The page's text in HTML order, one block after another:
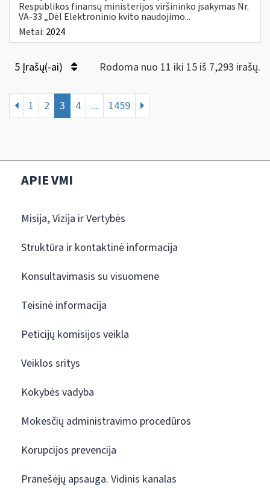
Respublikos finansų ministerijos viršininko įsakymas Nr.
VA-33 „Dėl Elektroninio kvito naudojimo...
Metai: 2024
5 Įrašų(-ai) Rodoma nuo 11 iki 15 iš 7,293 irašų.
1 2 3 4 ... 1459
APIE VMI
Misija, Vizija ir Vertybės
Struktūra ir kontaktinė informacija
Konsultavimasis su visuomene
Teisinė informacija
Peticijų komisijos veikla
Veiklos sritys
Kokybės vadyba
Mokesčių administravimo procedūros
Korupcijos prevencija
Pranešėjų apsauga. Vidinis kanalas